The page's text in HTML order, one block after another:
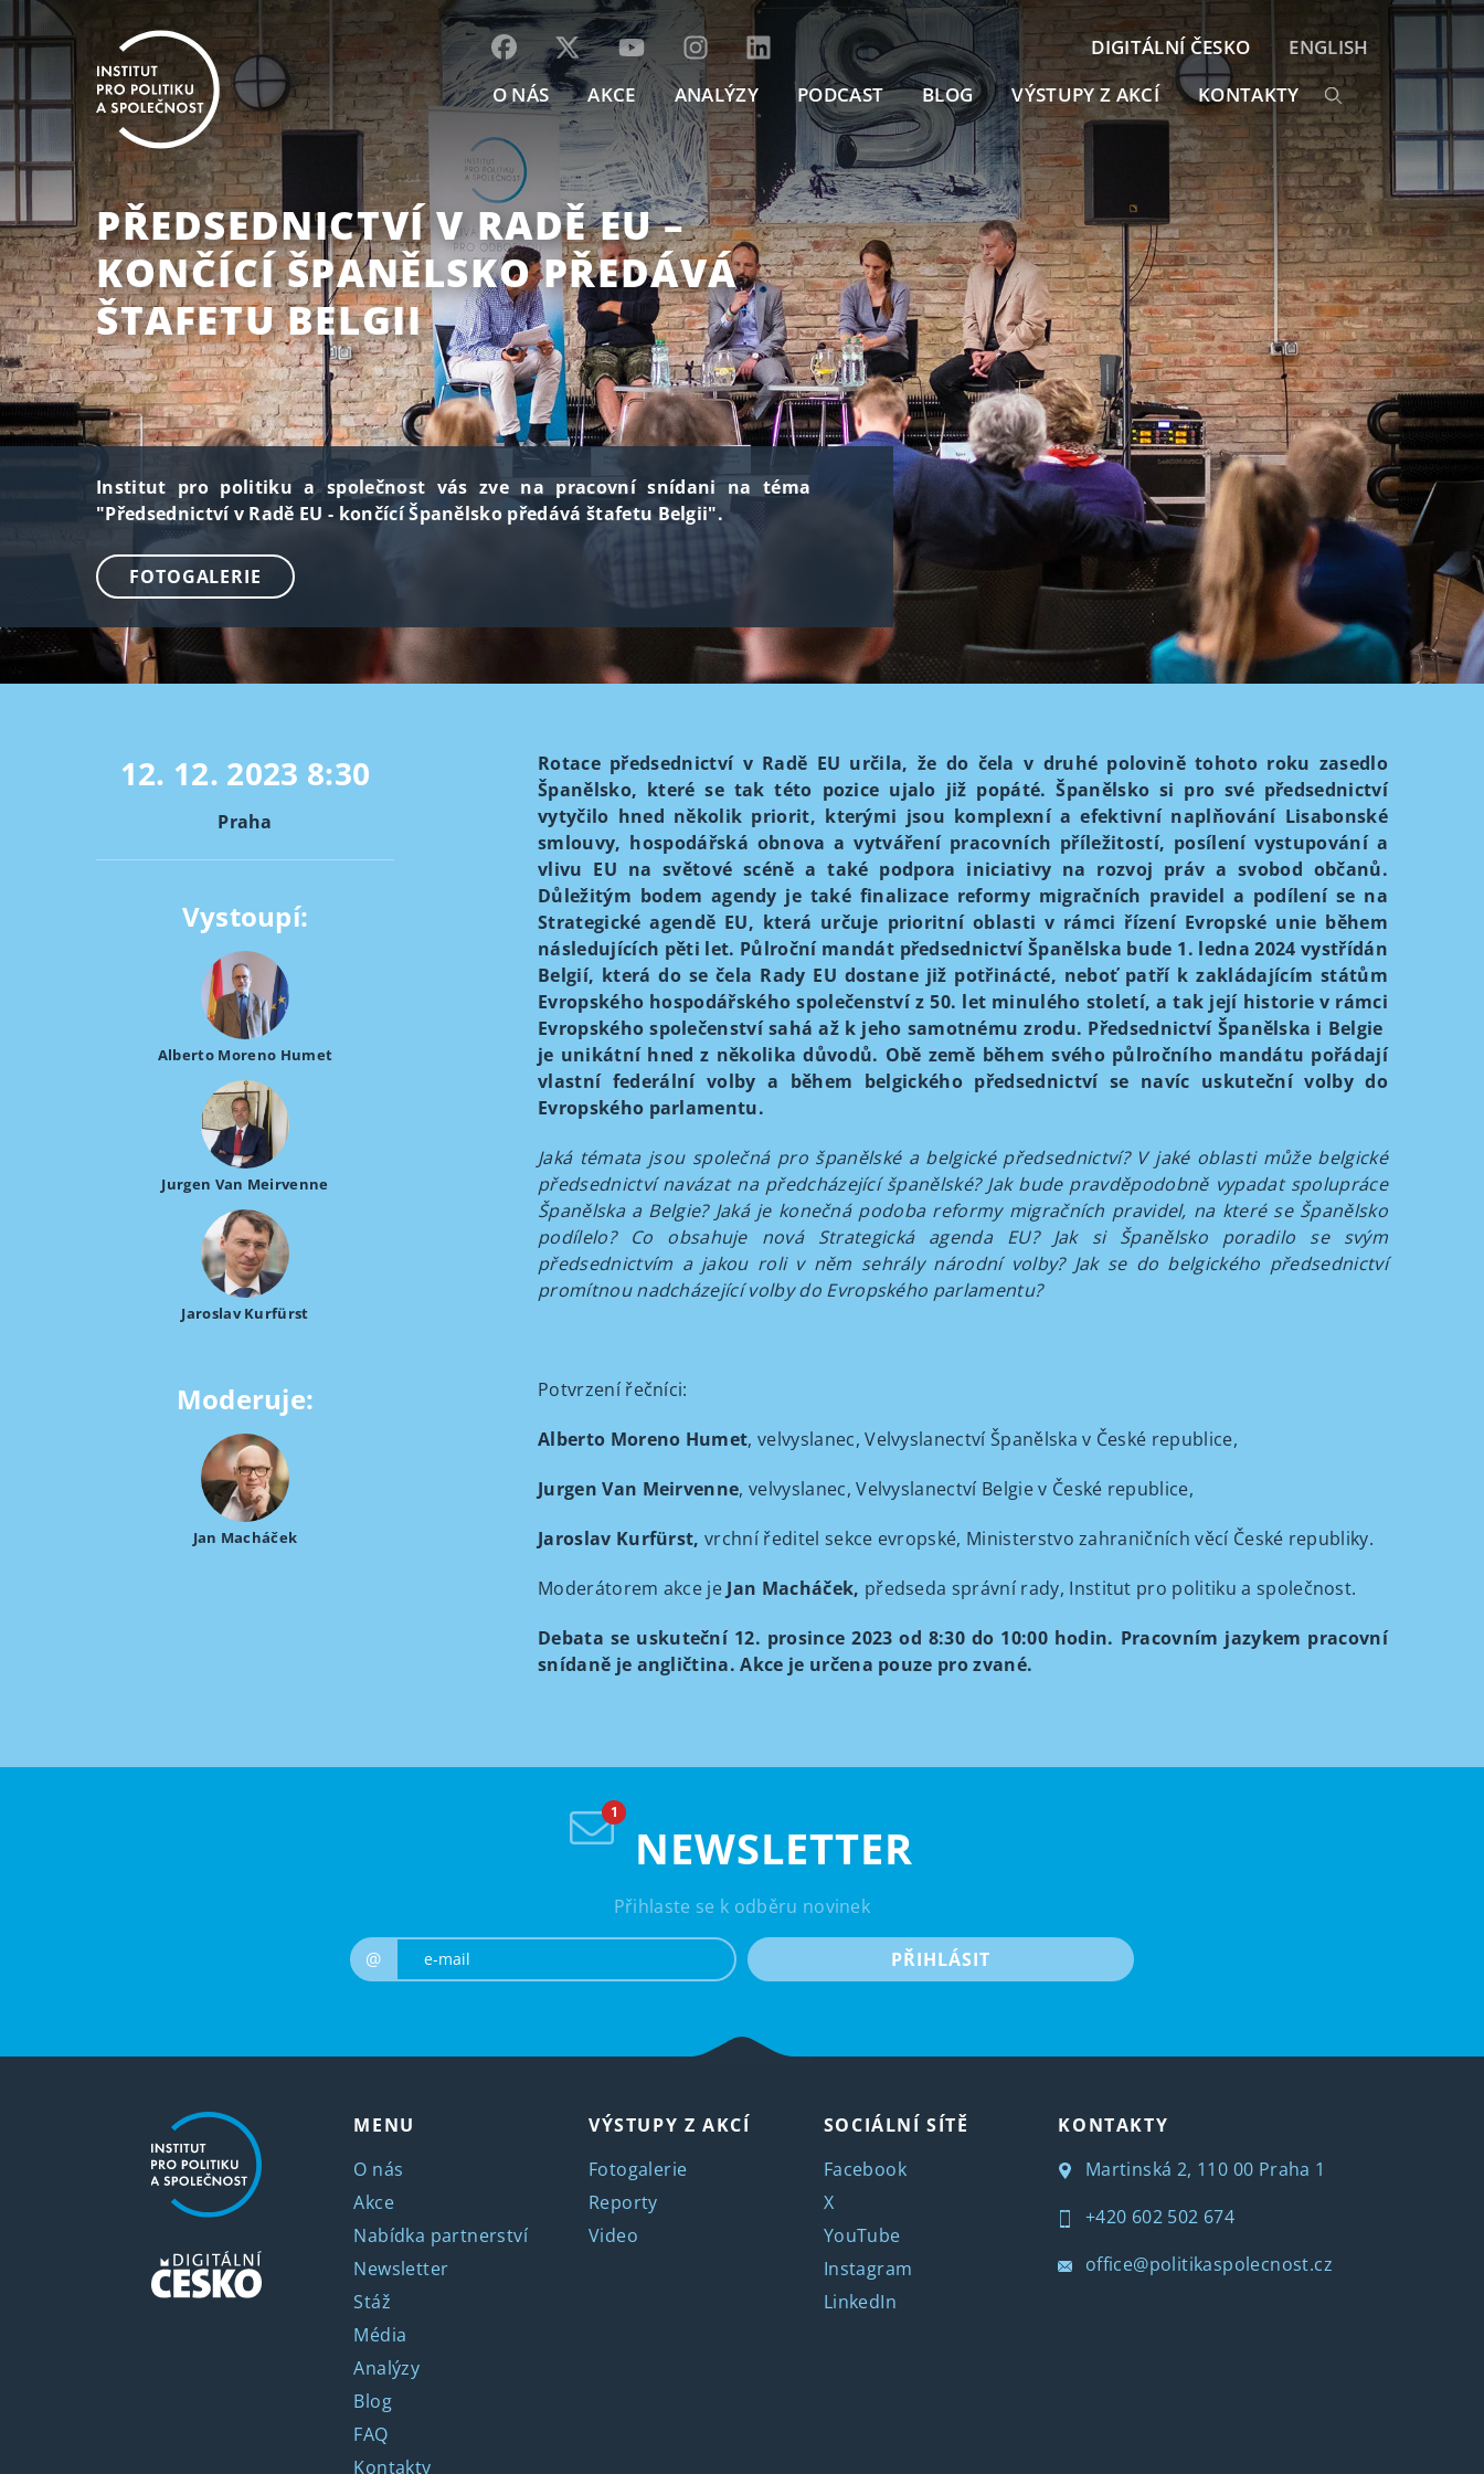
O NÁS AKCE ANALÝZY PODCAST BLOG VÝSTUPY Z AKCÍ KONTAKTY
DIGITÁLNÍ ČESKO ENGLISH
PŘEDSEDNICTVÍ V RADĚ EU –
KONČÍCÍ ŠPANĚLSKO PŘEDÁVÁ
ŠTAFETU BELGII
Institut pro politiku a společnost vás zve na pracovní snídani na téma
"Předsednictví v Radě EU - končící Španělsko předává štafetu Belgii".
FOTOGALERIE
12. 12. 2023 8:30
Praha
Vystoupí:
Alberto Moreno Humet
Jurgen Van Meirvenne
Jaroslav Kurfürst
Moderuje:
Jan Macháček
Rotace předsednictví v Radě EU určila, že do čela v druhé polovině tohoto roku zasedlo
Španělsko, které se tak této pozice ujalo již popáté. Španělsko si pro své předsednictví
vytyčilo hned několik priorit, kterými jsou komplexní a efektivní naplňování Lisabonské
smlouvy, hospodářská obnova a vytváření pracovních příležitostí, posílení vystupování a
vlivu EU na světové scéně a také podpora iniciativy na rozvoj práv a svobod občanů.
Důležitým bodem agendy je také finalizace reformy migračních pravidel a podílení se na
Strategické agendě EU, která určuje prioritní oblasti v rámci řízení Evropské unie během
následujících pěti let. Půlroční mandát předsednictví Španělska bude 1. ledna 2024 vystřídán
Belgií, která do se čela Rady EU dostane již potřinácté, neboť patří k zakládajícím státům
Evropského hospodářského společenství z 50. let minulého století, a tak její historie v rámci
Evropského společenství sahá až k jeho samotnému zrodu. Předsednictví Španělska i Belgie
je unikátní hned z několika důvodů. Obě země během svého půlročního mandátu pořádají
vlastní federální volby a během belgického předsednictví se navíc uskuteční volby do
Evropského parlamentu.
Jaká témata jsou společná pro španělské a belgické předsednictví? V jaké oblasti může belgické
předsednictví navázat na předcházející španělské? Jak bude pravděpodobně vypadat spolupráce
Španělska a Belgie? Jaká je konečná podoba reformy migračních pravidel, na které se Španělsko
podílelo? Co obsahuje nová Strategická agenda EU? Jak si Španělsko poradilo se svým
předsednictvím a jakou roli v něm sehrály národní volby? Jak se do belgického předsednictví
promítnou nadcházející volby do Evropského parlamentu?
Potvrzení řečníci:
Alberto Moreno Humet, velvyslanec, Velvyslanectví Španělska v České republice,
Jurgen Van Meirvenne, velvyslanec, Velvyslanectví Belgie v České republice,
Jaroslav Kurfürst,vrchní ředitel sekce evropské, Ministerstvo zahraničních věcí České republiky.
Moderátorem akce je Jan Macháček, předseda správní rady, Institut pro politiku a společnost.
Debata se uskuteční 12. prosince 2023 od 8:30 do 10:00 hodin. Pracovním jazykem pracovní
snídaně je angličtina. Akce je určena pouze pro zvané.
NEWSLETTER
Přihlaste se k odběru novinek
@ PŘIHLÁSIT
MENU
O nás
Akce
Nabídka partnerství
Newsletter
Stáž
Média
Analýzy
Blog
FAQ
Kontakty
VÝSTUPY Z AKCÍ
Fotogalerie
Reporty
Video
SOCIÁLNÍ SÍTĚ
Facebook
X
YouTube
Instagram
LinkedIn
KONTAKTY
Martinská 2, 110 00 Praha 1
+420 602 502 674
office@politikaspolecnost.cz